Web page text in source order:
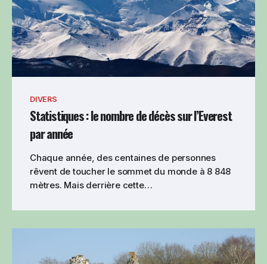
DIVERS
Statistiques : le nombre de décès sur l’Everest
par année
Chaque année, des centaines de personnes
rêvent de toucher le sommet du monde à 8 848
mètres. Mais derrière cette…